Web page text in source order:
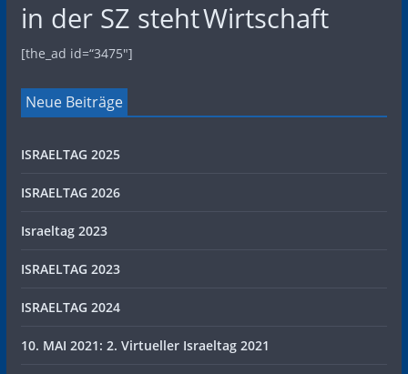
in der SZ stehtWirtschaft
[the_ad id=“3475″]
Neue Beiträge
ISRAELTAG 2025
ISRAELTAG 2026
Israeltag 2023
ISRAELTAG 2023
ISRAELTAG 2024
10. MAI 2021: 2. Virtueller Israeltag 2021